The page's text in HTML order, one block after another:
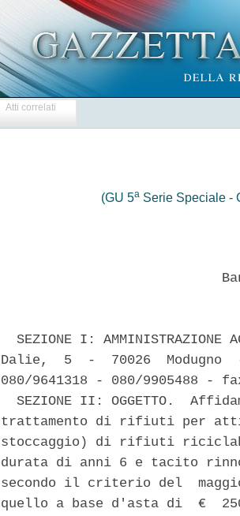
Atti correlati
(GU 5a Serie Speciale -
SEZIONE I: AMMINISTRAZIONE
Dalie,  5  -  70026
080/9641318 - 080/9905488 -
SEZIONE II: OGGETTO.
trattamento di rifiuti per
stoccaggio) di rifiuti
durata di anni 6 e tacito
secondo il criterio del
quello a base d'asta di  €